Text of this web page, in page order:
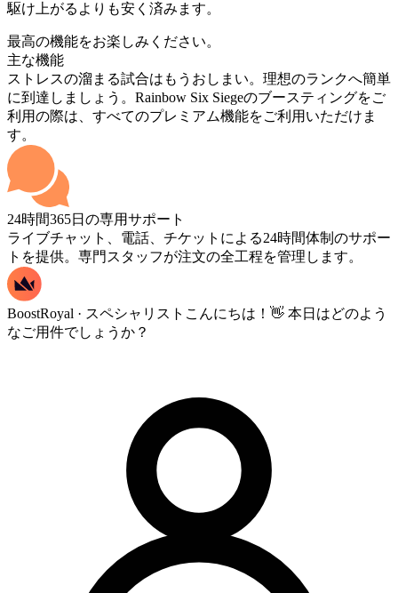
駆け上がるよりも安く済みます。
最高の機能をお楽しみください。
主な機能
ストレスの溜まる試合はもうおしまい。理想のランクへ簡単
に到達しましょう。Rainbow Six Siegeのブースティングをご
利用の際は、すべてのプレミアム機能をご利用いただけま
す。
24時間365日の専用サポート
ライブチャット、電話、チケットによる24時間体制のサポー
トを提供。専門スタッフが注文の全工程を管理します。
BoostRoyal · スペシャリスト こんにちは！👋 本日はどのよう
なご用件でしょうか？